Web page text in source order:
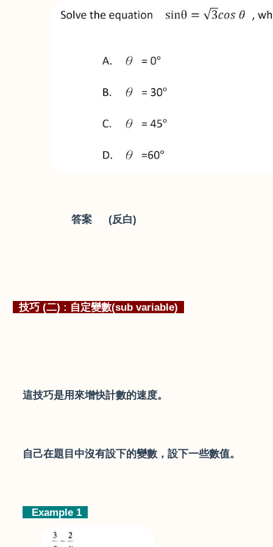
答案 (反白)
技巧 (二) : 自定變數(sub variable)
這技巧是用來增快計數的速度。
自己在題目中沒有設下的變數，設下一些數值。
Example 1